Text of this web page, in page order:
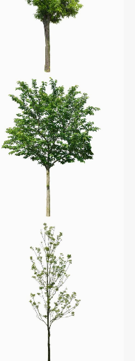
無料ダウンロード
無料ダウンロード
無料ダウンロード